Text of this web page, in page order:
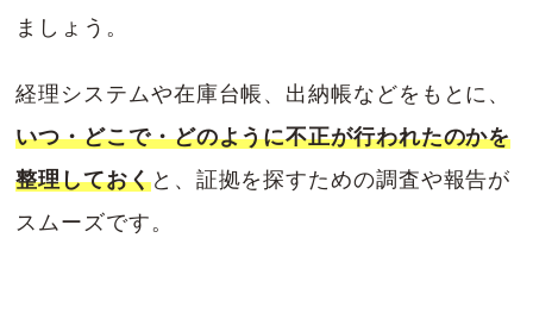
ましょう。
経理システムや在庫台帳、出納帳などをもとに、
いつ・どこで・どのように不正が行われたのかを
整理しておくと、証拠を探すための調査や報告が
スムーズです。